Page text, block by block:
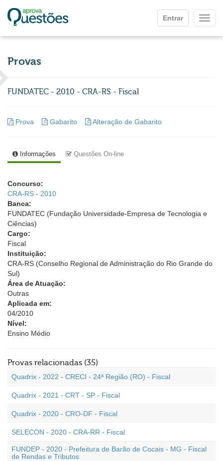
Entrar
Provas
FUNDATEC - 2010 - CRA-RS - Fiscal
Prova Gabarito Alteração de Gabarito
Informações Questões On-line
Concurso:
CRA-RS - 2010
Banca:
FUNDATEC (Fundação Universidade-Empresa de Tecnologia e
Ciências)
Cargo:
Fiscal
Instituição:
CRA-RS (Conselho Regional de Administração do Rio Grande do
Sul)
Área de Atuação:
Outras
Aplicada em:
04/2010
Nível:
Ensino Médio
Provas relacionadas (35)
Quadrix - 2022 - CRECI - 24ª Região (RO) - Fiscal
Quadrix - 2021 - CRT - SP - Fiscal
Quadrix - 2020 - CRO-DF - Fiscal
SELECON - 2020 - CRA-RR - Fiscal
FUNDEP - 2020 - Prefeitura de Barão de Cocais - MG - Fiscal
de Rendas e Tributos